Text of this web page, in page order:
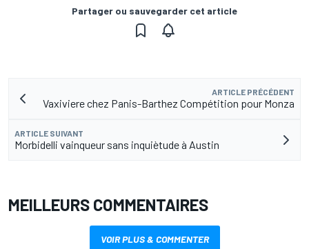
Partager ou sauvegarder cet article
ARTICLE PRÉCÉDENT
Vaxiviere chez Panis-Barthez Compétition pour Monza
ARTICLE SUIVANT
Morbidelli vainqueur sans inquiètude à Austin
MEILLEURS COMMENTAIRES
VOIR PLUS & COMMENTER